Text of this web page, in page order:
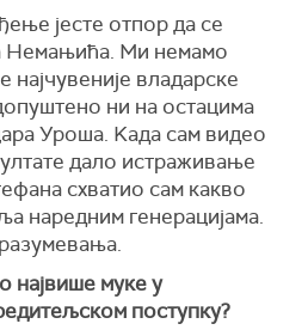
јесте отпор да се
Немањића. Ми немамо
владарске
ни на остацима
Уроша. Kада сам видео
дало истраживање
схватио сам какво
наредним генерацијама.
највише муке у
поступку?